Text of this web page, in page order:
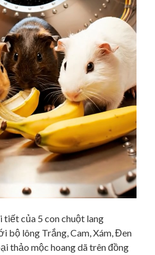
tiết của 5 con chuột lang
bộ lông Trắng, Cam, Xám, Đen
thảo mộc hoang dã trên đồng